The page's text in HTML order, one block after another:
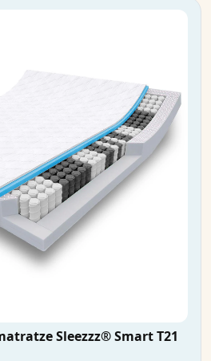
Sleezzz® Smart T21